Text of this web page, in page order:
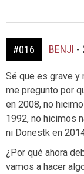
#016 BENJI -
Sé que es grave y
me pregunto por
en 2008, no
1992, no hicimos
ni Donestk en
¿Por qué ahora
vamos a hacer